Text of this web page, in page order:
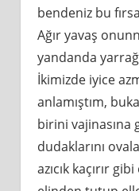
bendeniz bu
Ağır yavaş
yandanda
İkimizde iyice
anlamıştım,
birini vajinasına
dudaklarını
azıcık kaçırır